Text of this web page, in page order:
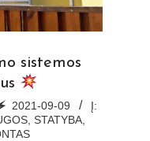
sistemos
2021-09-09
Į:
STATYBA,